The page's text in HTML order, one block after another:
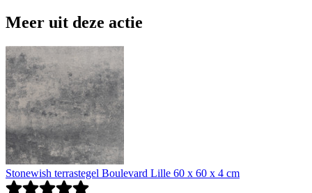
Meer uit deze actie
Stonewish terrastegel Boulevard Lille 60 x 60 x 4 cm